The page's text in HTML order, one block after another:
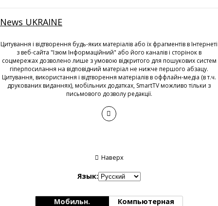
News UKRAINE
Цитування і відтворення будь-яких матеріалів або їх фрагментів в Інтернеті
з веб-сайта "Ізюм Інформаційний" або його каналів і сторінок в
соцмережах дозволено лише з умовою відкритого для пошукових систем
гіперпосилання на відповідний матеріал не нижче першого абзацу.
Цитування, використання і відтворення матеріалів в оффлайн-медіа (в т.ч.
друкованих виданнях), мобільних додатках, SmartTV можливо тільки з
письмового дозволу редакції.
Наверх
Язык:
Мобильн. Компьютерная